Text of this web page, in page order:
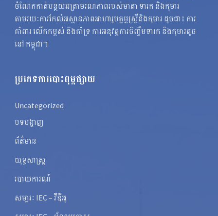
ចំណែកកាត់បន្ថយអត្រាមរណភាពរបស់មាតា ទារក និងកុមារ
តាមរយៈការកែលំអស្ថានភាពអាហារូបត្ថម្ភស្ត្រីនិងកុមារ ដូចជា៖ ការ
គាំពារ លើកកម្ពស់ និងគាំទ្រ ការអនុវត្តការចិញ្ចឹមទារក និងកុមារតូច
នៅ កម្ពុជា។
ប្រភេទការបោះពុម្ពផ្សាយ
Uncategorized
បទបង្ហាញ
ព័ត៌មាន
យុទ្ធសាស្ត្រ
របាយការណ៍
សមា្ភរៈ IEC – វីឌីអូ